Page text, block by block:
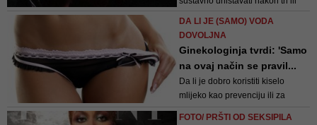
DA LI JE (SAMO) VODA
DOVOLJNA
Ginekologinja tvrdi: 'Samo
na ovaj način se pravil...
Da li je dobro koristiti kiselo
mlijeko kao prevenciju ili za
liječenje intimne regije?
FOTO/ PRŠTI OD SEKSIPILA